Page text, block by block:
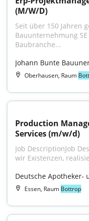
(M/W/D)
Seit über 150 Jahren
Bauunternehmung
Baubranche...
Johann Bunte
Oberhausen, Raum
Production
Services (m/w/d)
Job DescriptionJob
wir Existenzen,
Deutsche Apotheker-
Essen, Raum Bottrop